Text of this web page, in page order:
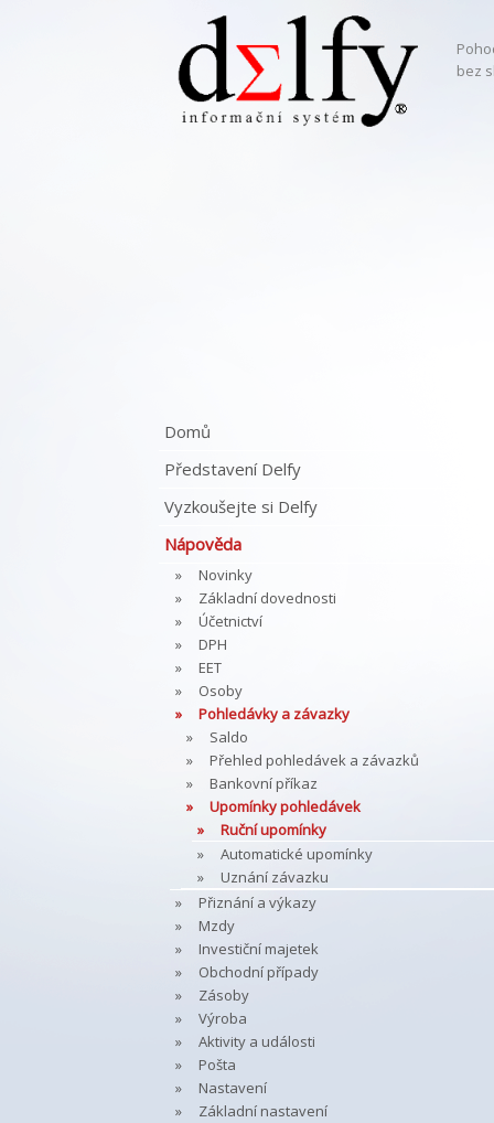
bez
Domů
Představení Delfy
Vyzkoušejte si Delfy
Nápověda
Novinky
Základní dovednosti
Účetnictví
DPH
EET
Osoby
Pohledávky a závazky
Saldo
Přehled pohledávek a závazků
Bankovní příkaz
Upomínky pohledávek
Ruční upomínky
Automatické upomínky
Uznání závazku
Přiznání a výkazy
Mzdy
Investiční majetek
Obchodní případy
Zásoby
Výroba
Aktivity a události
Pošta
Nastavení
Základní nastavení